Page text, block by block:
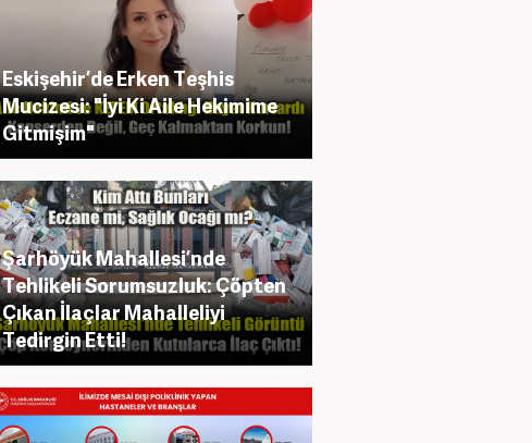
Eskişehir’de Erken Teşhis
Mucizesi: "İyi Ki Aile Hekimime
Gitmişim"
Şarhöyük Mahallesi’nde
Tehlikeli Sorumsuzluk: Çöpten
Çıkan İlaçlar Mahalleliyi
Tedirgin Etti!